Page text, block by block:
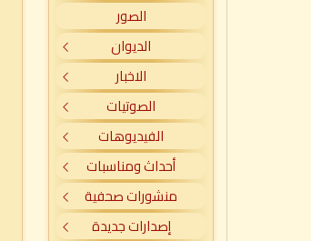
الصور
الديوان
الاخبار
الصوتيات
الفيديوهات
أحداث ومناسبات
منشورات صحفية
إصدارات جديدة